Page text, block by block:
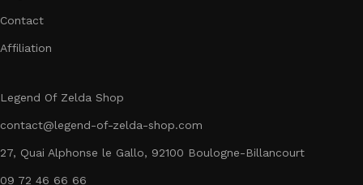
Contact
Affiliation
Legend Of Zelda Shop
contact@legend-of-zelda-shop.com
27, Quai Alphonse le Gallo, 92100 Boulogne-Billancourt
09 72 46 66 66